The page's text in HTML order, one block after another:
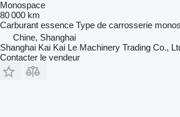
Monospace
80 000 km
Carburant essence Type de carrosserie
Chine, Shanghai
Shanghai Kai Kai Le Machinery Trading Co.,
Contacter le vendeur